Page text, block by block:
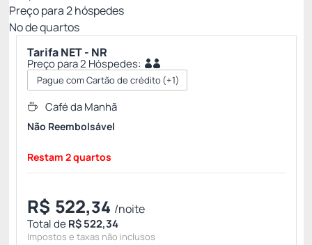
Preço para2hóspedes
Nº de quartos
Tarifa NET - NR
Preço para 2 Hóspedes:
Pague com Cartão de crédito(+1)
Café da Manhã
Não Reembolsável
Restam 2 quartos
R$ 522,34 /noite
Total deR$ 522,34
Impostos e taxas não inclusos